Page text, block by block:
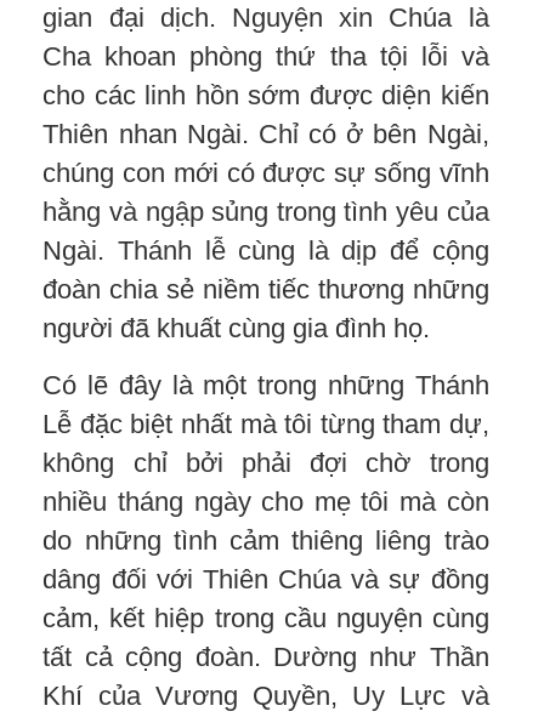
gian đại dịch. Nguyện xin Chúa là
Cha khoan phòng thứ tha tội lỗi và
cho các linh hồn sớm được diện kiến
Thiên nhan Ngài. Chỉ có ở bên Ngài,
chúng con mới có được sự sống vĩnh
hằng và ngập sủng trong tình yêu của
Ngài. Thánh lễ cùng là dịp để cộng
đoàn chia sẻ niềm tiếc thương những
người đã khuất cùng gia đình họ.
Có lẽ đây là một trong những Thánh
Lễ đặc biệt nhất mà tôi từng tham dự,
không chỉ bởi phải đợi chờ trong
nhiều tháng ngày cho mẹ tôi mà còn
do những tình cảm thiêng liêng trào
dâng đối với Thiên Chúa và sự đồng
cảm, kết hiệp trong cầu nguyện cùng
tất cả cộng đoàn. Dường như Thần
Khí của Vương Quyền, Uy Lực và